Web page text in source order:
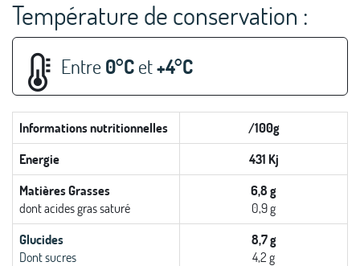
Température de conservation :
Entre0°Cet+4°C
Informations nutritionnelles
/100g
Energie
431 Kj
Matières Grasses
dont acides gras saturé
6,8 g
0,9 g
Glucides
Dont sucres
8,7 g
4,2 g